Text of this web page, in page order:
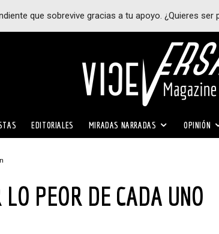
que sobrevive gracias a tu apoyo. ¿Quieres
EDITORIALES MIRADAS NARRADAS OPINIÓN
LO PEOR DE CADA UNO